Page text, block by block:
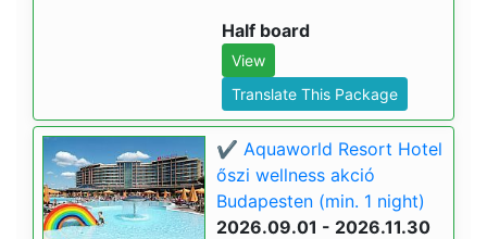
Half board
View
Translate This Package
✔️ Aquaworld Resort Hotel
őszi wellness akció
Budapesten (min. 1 night)
2026.09.01 - 2026.11.30